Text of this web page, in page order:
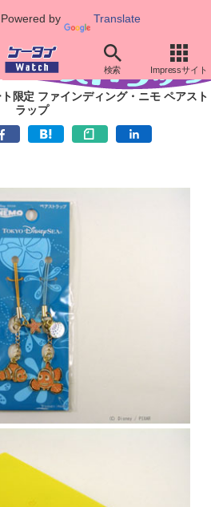
Powered by Translate
検索 Impressサイト
限定 ファインディング・ニモ ペアスト
ラップ